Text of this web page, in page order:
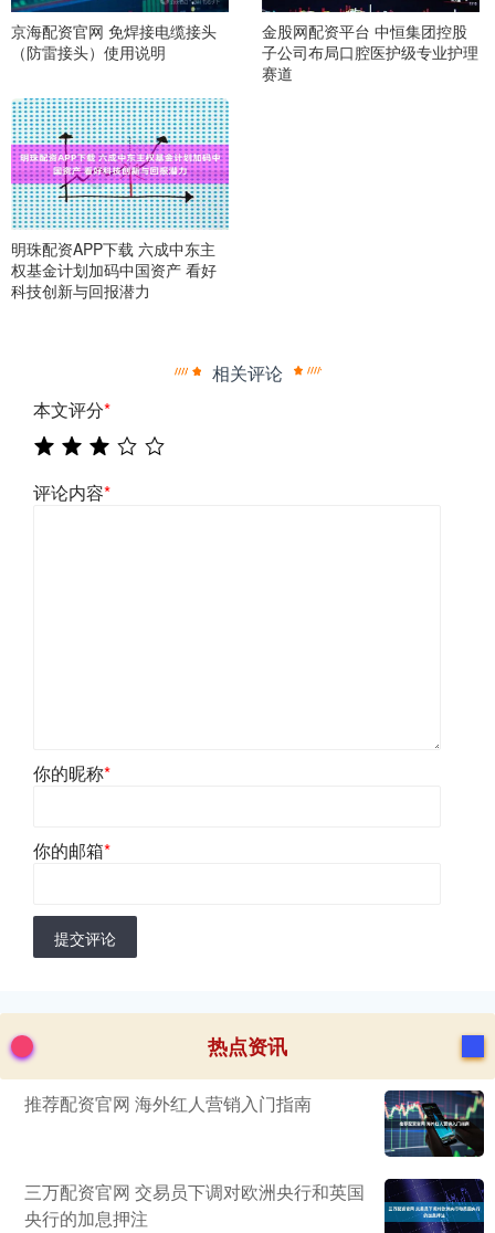
京海配资官网 免焊接电缆接头
（防雷接头）使用说明
金股网配资平台 中恒集团控股
子公司布局口腔医护级专业护理
赛道
明珠配资APP下载 六成中东主
权基金计划加码中国资产 看好
科技创新与回报潜力
相关评论
本文评分*
评论内容*
你的昵称*
你的邮箱*
提交评论
热点资讯
推荐配资官网 海外红人营销入门指南
三万配资官网 交易员下调对欧洲央行和英国
央行的加息押注